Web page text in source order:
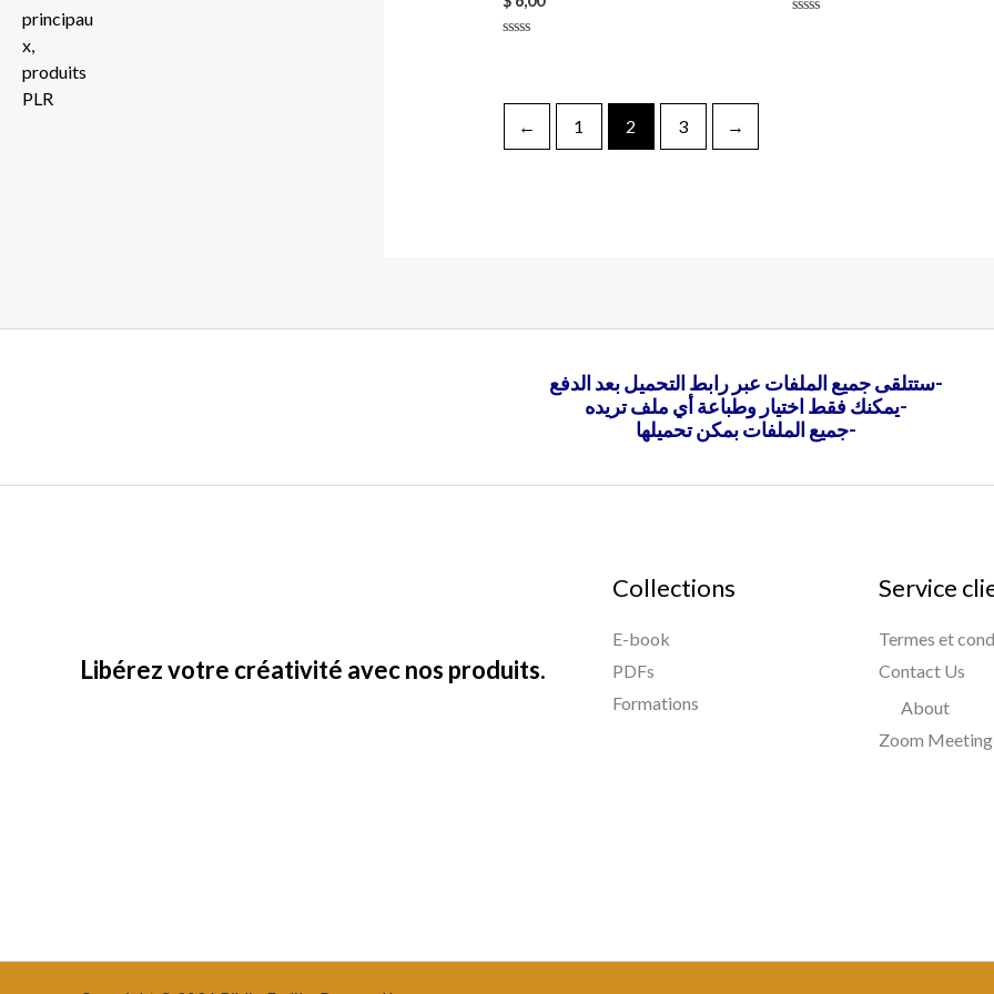
5
← 1 2 3 →
ستتلقى جميع الملفات عبر رابط التحميل بعد الدفع-
يمكنك فقط اختيار وطباعة أي ملف تريده-
جميع الملفات بمكنتحميلها-
Libérez votre créativité avec nos produits.
Collections
E-book
PDFs
Formations
Service
Termes et
Contact Us
About
Zoom Meeting